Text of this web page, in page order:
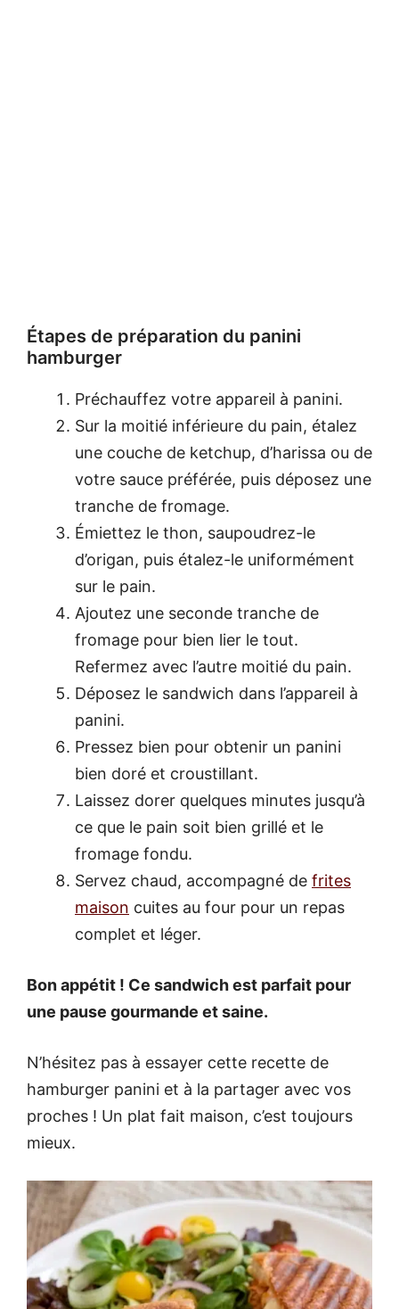
Étapes de préparation du panini
hamburger
Préchauffez votre appareil à panini.
Sur la moitié inférieure du pain, étalez
une couche de ketchup, d’harissa ou de
votre sauce préférée, puis déposez une
tranche de fromage.
Émiettez le thon, saupoudrez-le
d’origan, puis étalez-le uniformément
sur le pain.
Ajoutez une seconde tranche de
fromage pour bien lier le tout.
Refermez avec l’autre moitié du pain.
Déposez le sandwich dans l’appareil à
panini.
Pressez bien pour obtenir un panini
bien doré et croustillant.
Laissez dorer quelques minutes jusqu’à
ce que le pain soit bien grillé et le
fromage fondu.
Servez chaud, accompagné de frites
maison cuites au four pour un repas
complet et léger.
Bon appétit ! Ce sandwich est parfait pour
une pause gourmande et saine.
N’hésitez pas à essayer cette recette de
hamburger panini et à la partager avec vos
proches ! Un plat fait maison, c’est toujours
mieux.